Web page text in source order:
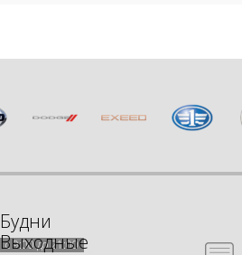
Будни
с 9:00 до 21:00
Выходные